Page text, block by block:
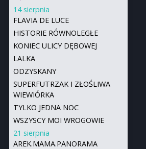
14 sierpnia
FLAVIA DE LUCE
HISTORIE RÓWNOLEGŁE
KONIEC ULICY DĘBOWEJ
LALKA
ODZYSKANY
SUPERFUTRZAK I ZŁOŚLIWA
WIEWIÓRKA
TYLKO JEDNA NOC
WSZYSCY MOI WROGOWIE
21 sierpnia
AREK.MAMA.PANORAMA